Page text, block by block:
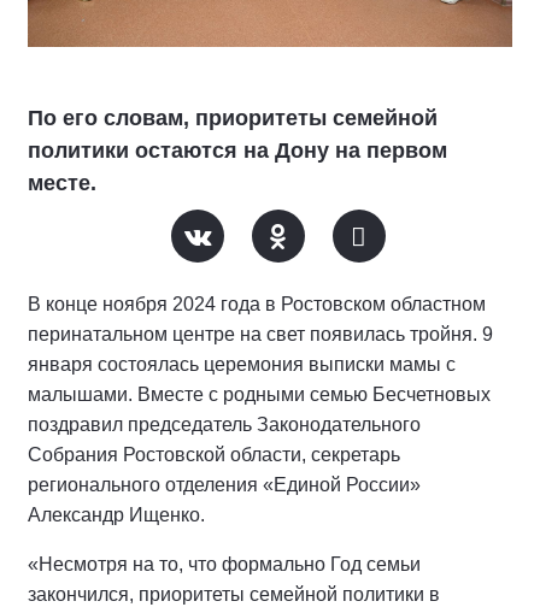
По его словам, приоритеты семейной
политики остаются на Дону на первом
месте.
В конце ноября 2024 года в Ростовском областном
перинатальном центре на свет появилась тройня. 9
января состоялась церемония выписки мамы с
малышами. Вместе с родными семью Бесчетновых
поздравил председатель Законодательного
Собрания Ростовской области, секретарь
регионального отделения «Единой России»
Александр Ищенко.
«Несмотря на то, что формально Год семьи
закончился, приоритеты семейной политики в